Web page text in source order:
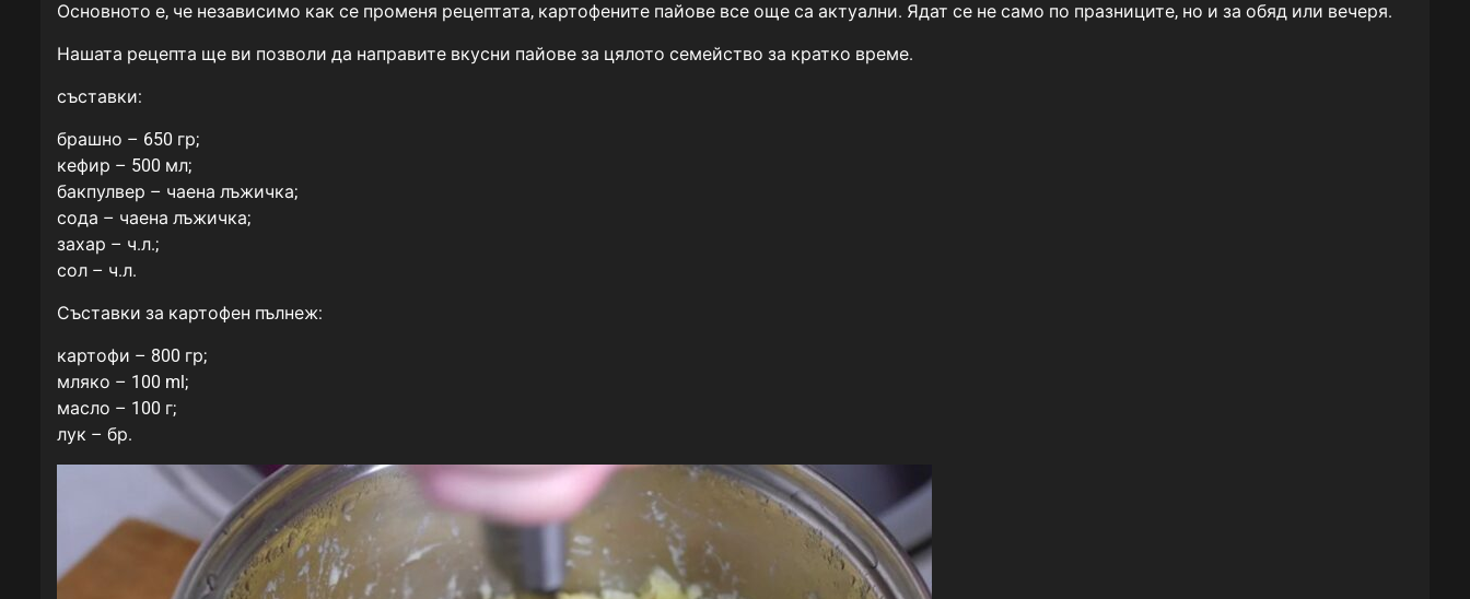
Основното е, че независимо как се променя рецептата, картофените пайове все още са актуални. Ядат се не само по празниците, но и за обяд или вечеря.
Нашата рецепта ще ви позволи да направите вкусни пайове за цялото семейство за кратко време.
съставки:
брашно – 650 гр;
кефир – 500 мл;
бакпулвер – чаена лъжичка;
сода – чаена лъжичка;
захар – ч.л.;
сол – ч.л.
Съставки за картофен пълнеж:
картофи – 800 гр;
мляко – 100 ml;
масло – 100 г;
лук – бр.